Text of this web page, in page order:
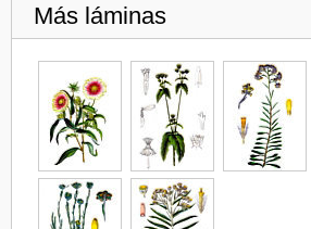
Más láminas